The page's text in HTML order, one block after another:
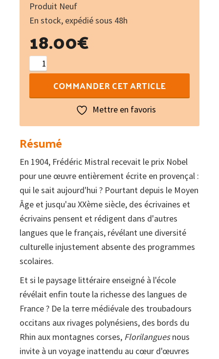
Produit Neuf
En stock, expédié sous 48h
18.00€
quantité
de
Florilangues
à
Tahiti...
Florilège
des
littératures
en
langues
de
France
COMMANDER CET ARTICLE
Mettre en favoris
Résumé
En 1904, Frédéric Mistral recevait le prix Nobel
pour une œuvre entièrement écrite en provençal :
qui le sait aujourd'hui ? Pourtant depuis le Moyen
Âge et jusqu'au XXème siècle, des écrivaines et
écrivains pensent et rédigent dans d'autres
langues que le français, révélant une diversité
culturelle injustement absente des programmes
scolaires.
Et si le paysage littéraire enseigné à l'école
révélait enfin toute la richesse des langues de
France ? De la terre médiévale des troubadours
occitans aux rivages polynésiens, des bords du
Rhin aux montagnes corses, Florilanguesnous
invite à un voyage inattendu au cœur d'œuvres